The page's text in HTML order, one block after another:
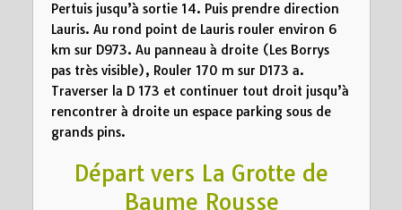
Pertuis jusqu’à sortie 14. Puis prendre direction
Lauris. Au rond point de Lauris rouler environ 6
km sur D973. Au panneau à droite (Les Borrys
pas très visible), Rouler 170 m sur D173 a.
Traverser la D 173 et continuer tout droit jusqu’à
rencontrer à droite un espace parking sous de
grands pins.
Départ vers La Grotte de
Baume Rousse